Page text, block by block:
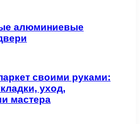
алюминиевые
своими руками:
уход,
мастера